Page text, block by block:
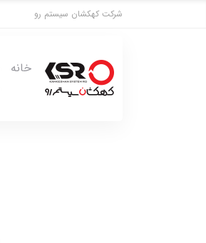
شرکت کهکشان سیستم رو
خانه